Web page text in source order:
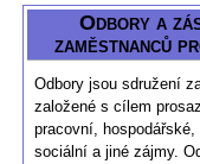
Odbory a
zaměstnanců
Odbory jsou sdružení
založené s cílem
pracovní, hospodářské,
sociální a jiné zájmy.